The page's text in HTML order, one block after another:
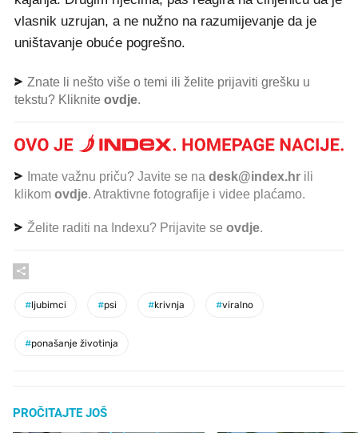
vlasnik uzrujan, a ne nužno na razumijevanje da je
uništavanje obuće pogrešno.
Znate li nešto više o temi ili želite prijaviti grešku u
tekstu? Kliknite ovdje.
Imate važnu priču? Javite se na desk@index.hr ili
klikom ovdje. Atraktivne fotografije i videe plaćamo.
Želite raditi na Indexu? Prijavite se ovdje.
#ljubimci #psi #krivnja #viralno
#ponašanje životinja
PROČITAJTE JOŠ